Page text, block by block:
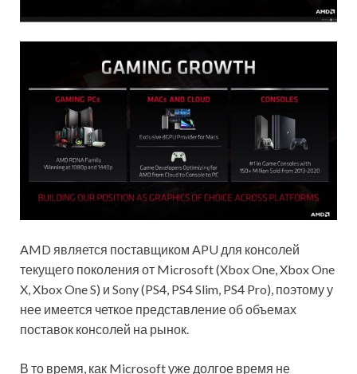
AMD является поставщиком APU для консолей
текущего поколения от Microsoft (Xbox One, Xbox One
X, Xbox One S) и Sony (PS4, PS4 Slim, PS4 Pro), поэтому у
нее имеется четкое представление об объемах
поставок консолей на рынок.
В то время, как Microsoft уже долгое время не